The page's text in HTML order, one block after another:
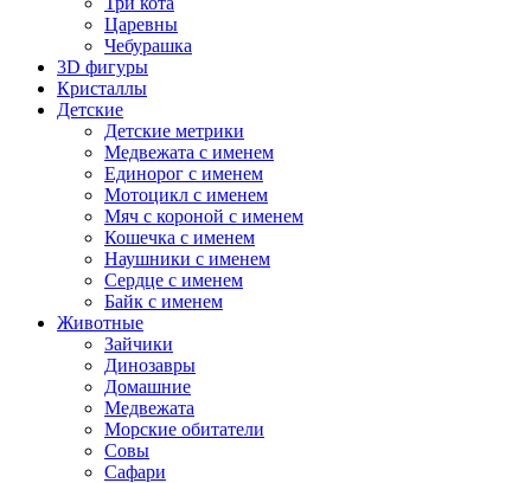
Царевны
Чебурашка
3D фигуры
Кристаллы
Детские
Детские метрики
Медвежата с именем
Единорог с именем
Мотоцикл с именем
Мяч с короной с именем
Кошечка с именем
Наушники с именем
Сердце с именем
Байк с именем
Животные
Зайчики
Динозавры
Домашние
Медвежата
Морские обитатели
Совы
Сафари